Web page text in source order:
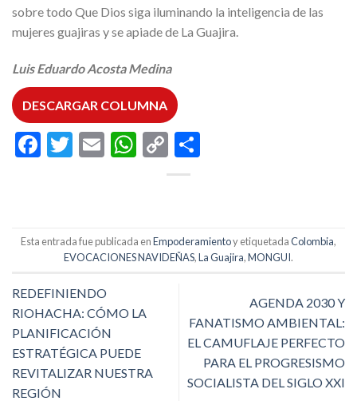
sobre todo Que Dios siga iluminando la inteligencia de las
mujeres guajiras y se apiade de La Guajira.
Luis Eduardo Acosta Medina
DESCARGAR COLUMNA
Facebook
Twitter
EmailWhatsApp
Copy
Link
Esta entrada fue publicada enEmpoderamientoy etiquetadaColombia,
EVOCACIONES NAVIDEÑAS,La Guajira,MONGUI.
REDEFINIENDO
RIOHACHA: CÓMO LA
PLANIFICACIÓN
ESTRATÉGICA PUEDE
REVITALIZAR NUESTRA
REGIÓN
AGENDA 2030 Y
FANATISMO AMBIENTAL:
EL CAMUFLAJE PERFECTO
PARA EL PROGRESISMO
SOCIALISTA DEL SIGLO XXI